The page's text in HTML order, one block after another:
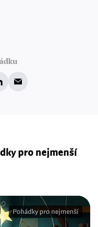
pro nejmenší
Pohádky pro nejmenší